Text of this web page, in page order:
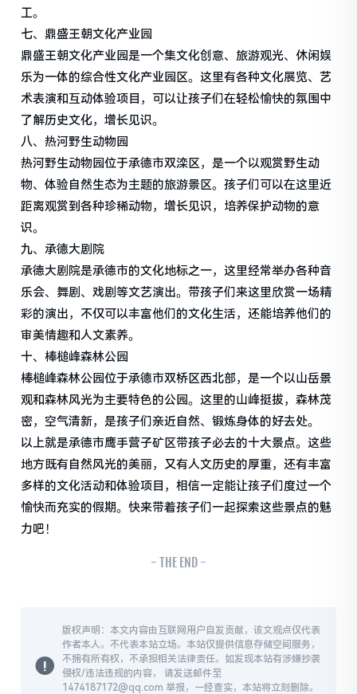
工。
七、鼎盛王朝文化产业园
鼎盛王朝文化产业园是一个集文化创意、旅游观光、休闲娱
乐为一体的综合性文化产业园区。这里有各种文化展览、艺
术表演和互动体验项目，可以让孩子们在轻松愉快的氛围中
了解历史文化，增长见识。
八、热河野生动物园
热河野生动物园位于承德市双滦区，是一个以观赏野生动
物、体验自然生态为主题的旅游景区。孩子们可以在这里近
距离观赏到各种珍稀动物，增长见识，培养保护动物的意
识。
九、承德大剧院
承德大剧院是承德市的文化地标之一，这里经常举办各种音
乐会、舞剧、戏剧等文艺演出。带孩子们来这里欣赏一场精
彩的演出，不仅可以丰富他们的文化生活，还能培养他们的
审美情趣和人文素养。
十、棒槌峰森林公园
棒槌峰森林公园位于承德市双桥区西北部，是一个以山岳景
观和森林风光为主要特色的公园。这里的山峰挺拔，森林茂
密，空气清新，是孩子们亲近自然、锻炼身体的好去处。
以上就是承德市鹰手营子矿区带孩子必去的十大景点。这些
地方既有自然风光的美丽，又有人文历史的厚重，还有丰富
多样的文化活动和体验项目，相信一定能让孩子们度过一个
愉快而充实的假期。快来带着孩子们一起探索这些景点的魅
力吧！
- THE END -
版权声明：本文内容由互联网用户自发贡献，该文观点仅代表
作者本人。不代表本站立场。本站仅提供信息存储空间服务，
不拥有所有权，不承担相关法律责任。如发现本站有涉嫌抄袭
侵权/违法违规的内容， 请发送邮件至
1474187172@qq.com 举报，一经查实，本站将立刻删除。